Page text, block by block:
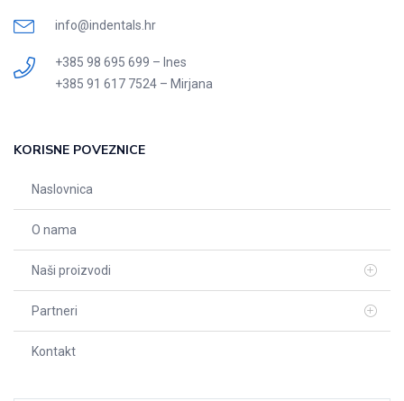
info@indentals.hr
+385 98 695 699 – Ines
+385 91 617 7524 – Mirjana
KORISNE POVEZNICE
Naslovnica
O nama
Naši proizvodi
Partneri
Kontakt